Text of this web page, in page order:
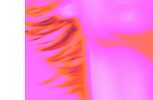
MANGABEY